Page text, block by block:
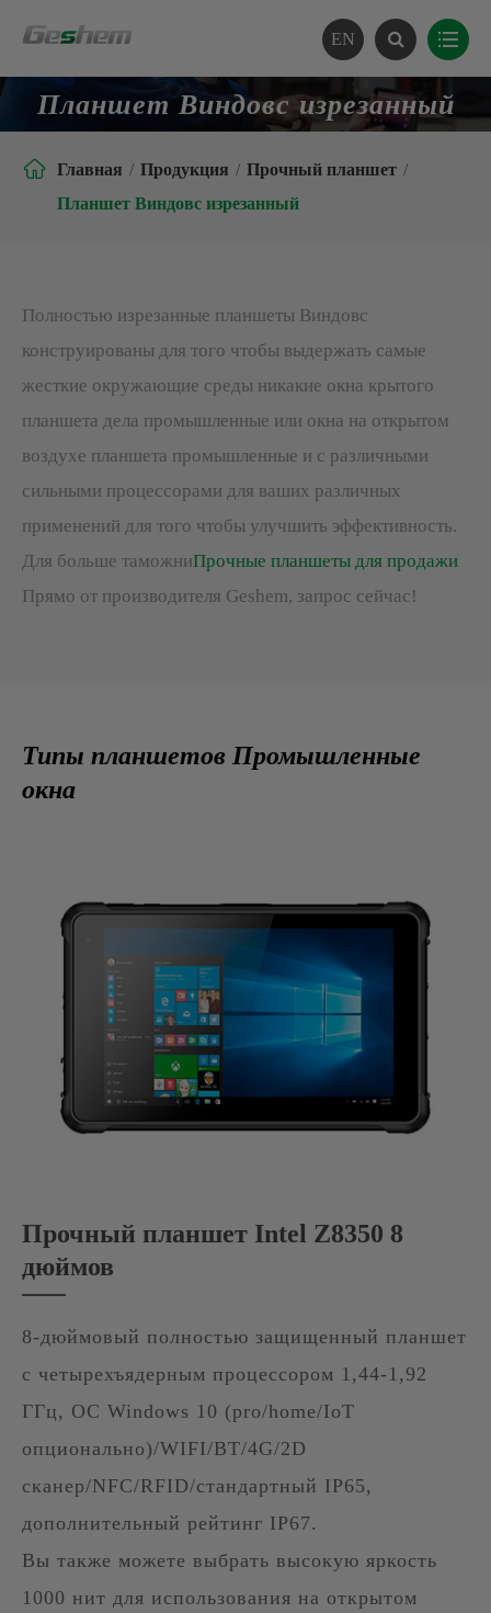
EN
Планшет Виндовс изрезанный
 Главная Продукция
Прочный планшет
Планшет Виндовс изрезанный
Полностью изрезанные планшеты Виндовс
конструированы для того чтобы выдержать самые
жесткие окружающие среды никакие окна крытого
планшета дела промышленные или окна на открытом
воздухе планшета промышленные и с различными
сильными процессорами для ваших различных
применений для того чтобы улучшить эффективность.
Для больше таможниПрочные планшеты для продажи
Прямо от производителя Geshem, запрос сейчас!
Типы планшетов Промышленные
окна
Прочный планшет Intel Z8350 8
дюймов
8-дюймовый полностью защищенный планшет
с четырехъядерным процессором 1,44-1,92
ГГц, ОС Windows 10 (pro/home/IoT
опционально)/WIFI/BT/4G/2D
сканер/NFC/RFID/стандартный IP65,
дополнительный рейтинг IP67.
Вы также можете выбрать высокую яркость
1000 нит для использования на открытом